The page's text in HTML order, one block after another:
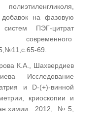
на фазовую
систем ПЭГ-цитрат
современного
69.
К.А., Шахвердиев
Исследование
и D-(+)-винной
криоскопии и
2012, №5,